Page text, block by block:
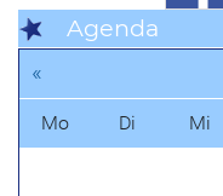
Agenda
«
Mo Di Mi